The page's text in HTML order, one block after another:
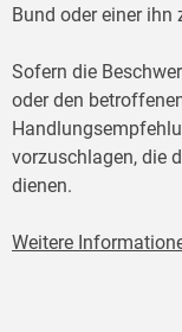
Bund oder einer ihn
Sofern die
oder den
vorzuschlagen, die
dienen.
Weitere